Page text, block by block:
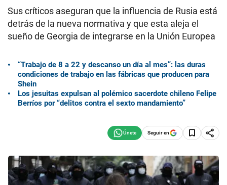
Sus críticos aseguran que la influencia de Rusia está
detrás de la nueva normativa y que esta aleja el
sueño de Georgia de integrarse en la Unión Europea
“Trabajo de 8 a 22 y descanso un día al mes”: las duras
condiciones de trabajo en las fábricas que producen para
Shein
Los jesuitas expulsan al polémico sacerdote chileno Felipe
Berríos por “delitos contra el sexto mandamiento”
Seguir en